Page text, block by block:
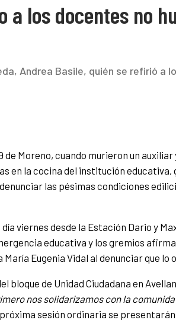
a los docentes no
Andrea Basile, quién se refirió a
de Moreno, cuando murieron un
en la cocina del institución educativa,
las pésimas condiciones
viernes desde la Estación Dario y
educativa y los gremios
Eugenia Vidal al denunciar que lo
bloque de Unidad Ciudadana en
nos solidarizamos con la
próxima sesión ordinaria se